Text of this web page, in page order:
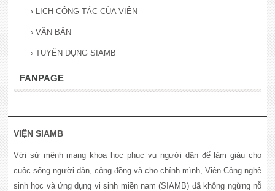
› LỊCH CÔNG TÁC CỦA VIỆN
› VĂN BẢN
› TUYỂN DỤNG SIAMB
FANPAGE
VIỆN SIAMB
Với sứ mệnh mang khoa học phục vụ người dân để làm giàu cho
cuộc sống người dân, cộng đồng và cho chính mình, Viện Công nghệ
sinh học và ứng dụng vi sinh miền nam (SIAMB) đã không ngừng nỗ